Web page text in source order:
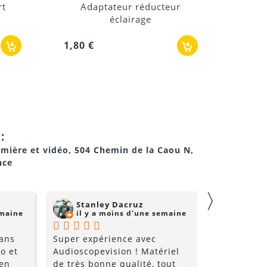
Plaque de montage pour
et vidéo, 504 Chemin de la Caou N,
et
Stanley Dacruz
il y a moins d'une semaine
Super expérience avec
Audioscopevision ! Matériel
de très bonne qualité, tout
〉